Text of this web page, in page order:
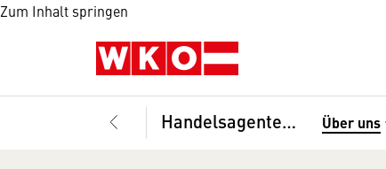
Zum Inhalt springen
Handelsagenten, Bundesgremium Über uns